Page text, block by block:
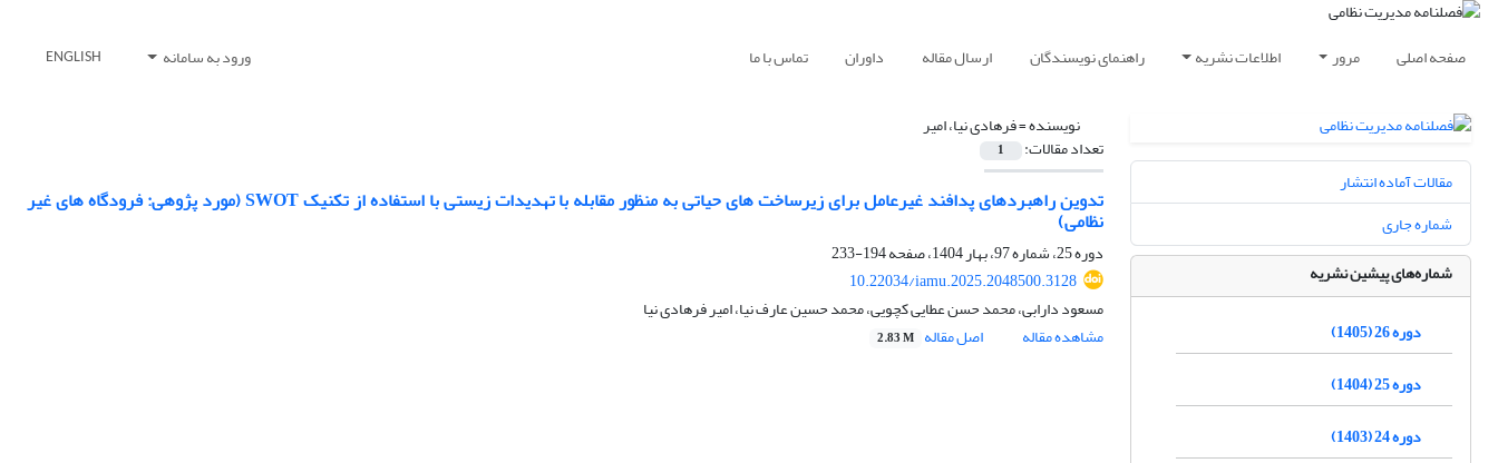
صفحه اصلی مرور اطلاعات نشریه راهنمای نویسندگان ارسال مقاله داوران تماس با ما ورود به سامانه ENGLISH
نویسنده =فرهادی نیا، امیر
تعداد مقالات: 1
تدوین راهبردهای پدافند غیرعامل برای زیرساخت های حیاتی به منظور مقابله با تهدیدات زیستی با استفاده از تکنیک SWOT (مورد پژوهی: فرودگاه های غیر
نظامی)
دوره 25، شماره 97، بهار 1404، صفحه
194-233
10.22034/iamu.2025.2048500.3128
مسعود دارابی، محمد حسن عطایی کچویی، محمد حسین عارف نیا، امیر فرهادی نیا
مشاهده مقاله
اصل مقاله 2.83 M
مقالات آماده انتشار
شماره جاری
شماره‌های پیشین نشریه
دوره 26 (1405)
دوره 25 (1404)
دوره 24 (1403)